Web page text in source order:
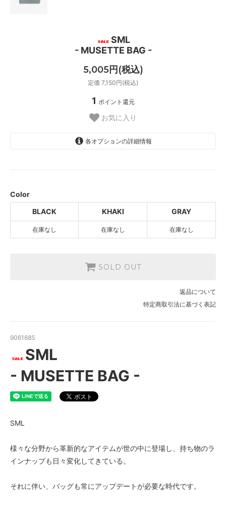
SML
- MUSETTE BAG -
5,005円(税込)
定価 7,150円(税込)
1 ポイント還元
お気に入り
各オプションの詳細情報
GRAY
SOLD OUT
Color
BLACK
KHAKI GRAY
在庫なし 在庫なし 在庫なし
SOLD OUT
返品について
特定商取引法に基づく表記
906168S
SML
- MUSETTE BAG -
SML
様々な分野から革新的なアイテムが世の中に登場し、持ち物のラ
インナップも日々変化してきている。
それに伴い、バッグも常にアップデートが必要な時代です。